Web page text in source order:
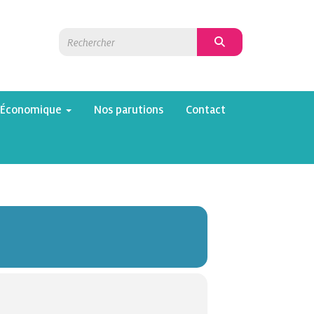
Nos parutions Contact